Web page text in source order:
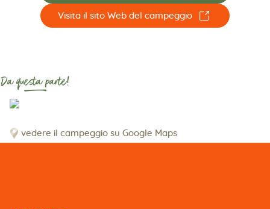
Visita il sito Web del campeggio ☐
Da questa parte!
vedere il campeggio su Google Maps